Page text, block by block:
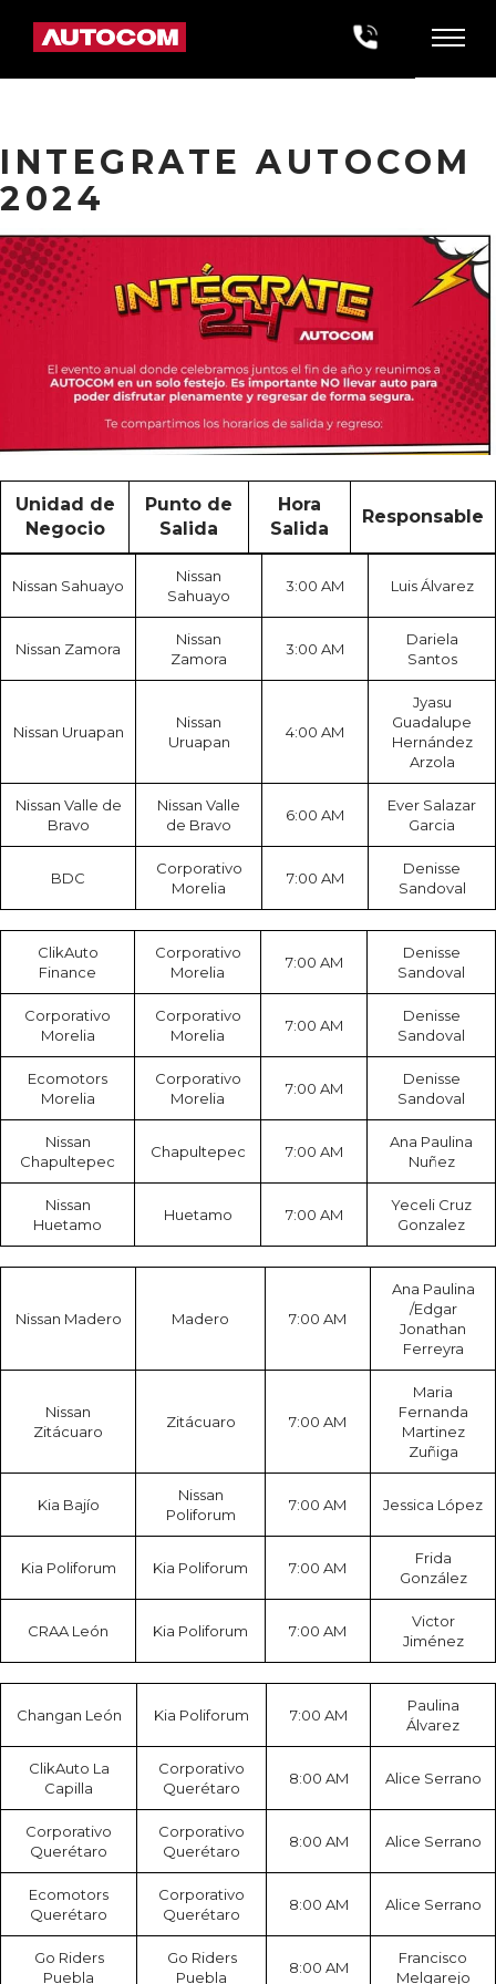
INTEGRATE AUTOCOM
2024
Unidad de
Negocio
Punto de
Salida
Hora
Salida
Responsable
Nissan Sahuayo
Nissan
Sahuayo
3:00 AM Luis Álvarez
Nissan Zamora
Nissan
Zamora
3:00 AM
Dariela
Santos
Nissan Uruapan
Nissan
Uruapan
4:00 AM
Jyasu
Guadalupe
Hernández
Arzola
Nissan Valle de
Bravo
Nissan Valle
de Bravo
6:00 AM
Ever Salazar
Garcia
BDC
Corporativo
Morelia
7:00 AM
Denisse
Sandoval
ClikAuto
Finance
Corporativo
Morelia
7:00 AM
Denisse
Sandoval
Corporativo
Morelia
Corporativo
Morelia
7:00 AM
Denisse
Sandoval
Ecomotors
Morelia
Corporativo
Morelia
7:00 AM
Denisse
Sandoval
Nissan
Chapultepec
Chapultepec 7:00 AM
Ana Paulina
Nuñez
Nissan
Huetamo
Huetamo 7:00 AM
Yeceli Cruz
Gonzalez
Nissan Madero Madero 7:00 AM
Ana Paulina
/Edgar
Jonathan
Ferreyra
Nissan
Zitácuaro
Zitácuaro 7:00 AM
Maria
Fernanda
Martinez
Zuñiga
Kia Bajío
Nissan
Poliforum
7:00 AM Jessica López
Kia Poliforum Kia Poliforum 7:00 AM
Frida
González
CRAA León Kia Poliforum 7:00 AM
Victor
Jiménez
Changan León Kia Poliforum 7:00 AM
Paulina
Álvarez
ClikAuto La
Capilla
Corporativo
Querétaro
8:00 AM Alice Serrano
Corporativo
Querétaro
Corporativo
Querétaro
8:00 AM Alice Serrano
Ecomotors
Querétaro
Corporativo
Querétaro
8:00 AM Alice Serrano
Go Riders
Puebla
Go Riders
Puebla
8:00 AM
Francisco
Melgarejo